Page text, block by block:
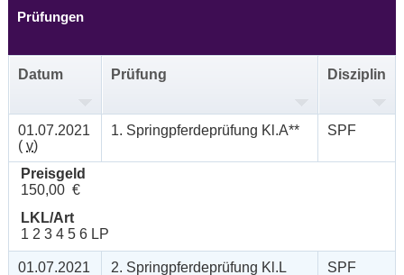
Prüfungen
Datum Prüfung Disziplin
01.07.2021
( v)
1. Springpferdeprüfung Kl.A** SPF
Preisgeld
150,00 €
LKL/Art
1 2 3 4 5 6 LP
01.07.2021
2. Springpferdeprüfung Kl.L SPF